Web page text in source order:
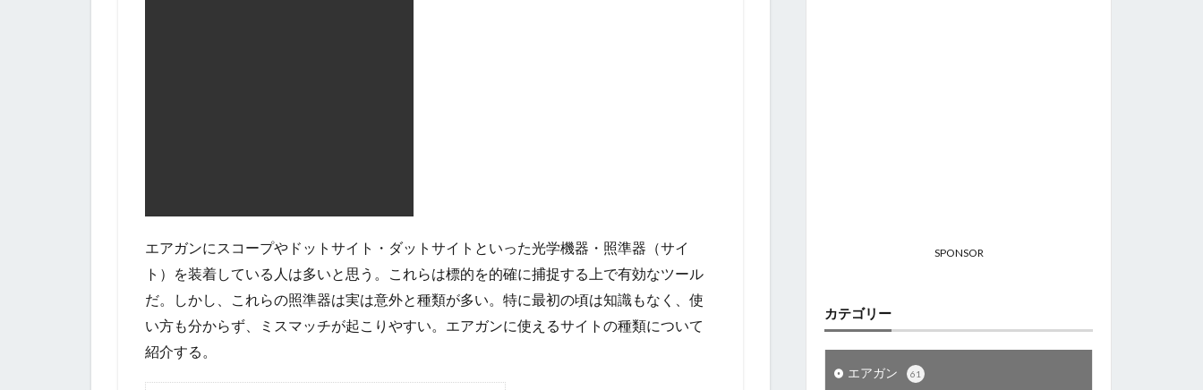
エアガンにスコープやドットサイト・ダットサイトといった光学機器・照準器（サイ
ト）を装着している人は多いと思う。これらは標的を的確に捕捉する上で有効なツール
だ。しかし、これらの照準器は実は意外と種類が多い。特に最初の頃は知識もなく、使
い方も分からず、ミスマッチが起こりやすい。エアガンに使えるサイトの種類について
紹介する。
SPONSOR
カテゴリー
エアガン 61